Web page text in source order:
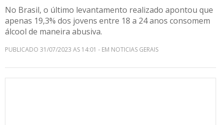
No Brasil, o último levantamento realizado apontou que
apenas 19,3% dos jovens entre 18 a 24 anos consomem
álcool de maneira abusiva.
PUBLICADO 31/07/2023 AS 14:01 - EM NOTICIAS GERAIS